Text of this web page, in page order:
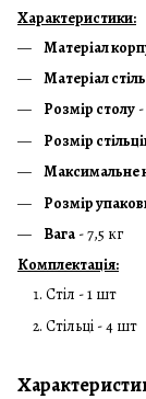
Характеристики:
Матеріал
Матеріал
Розмір столу
Розмір
Максимальне
Розмір
Вага - 7,5 кг
Комплектація:
Стіл - 1 шт
Стільці - 4 шт